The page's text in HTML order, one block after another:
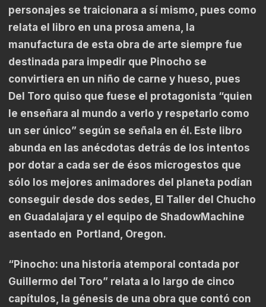
personajes se traicionara a sí mismo, pues como
relata el libro en una prosa amena, la
manufactura de esta obra de arte siempre fue
destinada para impedir que Pinocho se
convirtiera en un niño de carne y hueso, pues
Del Toro quiso que fuese el protagonista “quien
le enseñara al mundo a verlo y respetarlo como
un ser único” según se señala en él. Este libro
abunda en las anécdotas detrás de los intentos
por dotar a cada ser de ésos microgestos que
sólo los mejores animadores del planeta podían
conseguir desde dos sedes, El Taller del Chucho
en Guadalajara y el equipo de ShadowMachine
asentado en Portland, Oregon.
“Pinocho: una historia atemporal contada por
Guillermo del Toro” relata a lo largo de cinco
capítulos, la génesis de una obra que contó con